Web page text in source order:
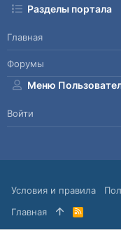
Разделы портала
Главная
Форумы
Меню
Войти
Условия и правила
Главная
R
S
S